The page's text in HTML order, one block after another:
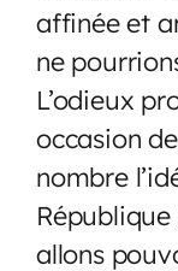
affinée et
ne
L’odieux
occasion
nombre
allons